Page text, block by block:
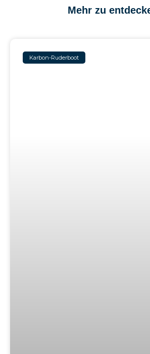
Mehr zu
Karbon-Ruderboot